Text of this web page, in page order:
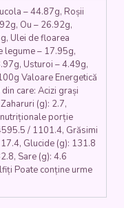
– 44.87g, Roșii
Ou – 26.92g,
Ulei de floarea
legume – 17.95g,
Usturoi – 4.49g,
Valoare Energetică
care: Acizi grași
(g): 2.7,
porție
/ 1101.4, Grăsimi
Glucide (g): 131.8
Sare (g): 4.6
Poate conține urme